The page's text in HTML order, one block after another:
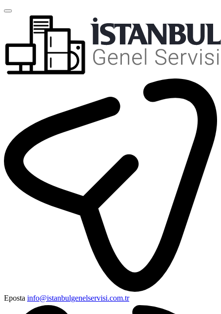
Eposta info@istanbulgenelservisi.com.tr